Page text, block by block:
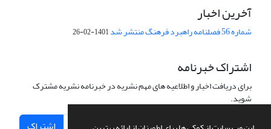
آخرین اخبار
شماره 56 فصلنامه راهبرد فرهنگ منتشر شد 1401-02-26
اشتراک خبرنامه
برای دریافت اخبار و اطلاعیه های مهم نشریه در خبرنامه نشریه مشترک
شوید.